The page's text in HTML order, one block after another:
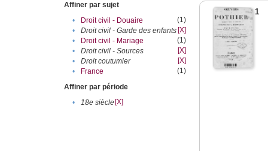
Affiner par sujet
•
Droit civil - Douaire
(1)
•
Droit civil - Garde des enfants [X]
•
Droit civil - Mariage
(1)
•
Droit civil - Sources
[X]
•
Droit coutumier
[X]
•
France
(1)
Affiner par période
•
18e siècle[X]
1